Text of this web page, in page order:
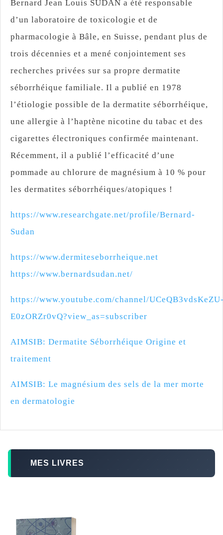
Bernard Jean Louis SUDAN a été responsable
d’un laboratoire de toxicologie et de
pharmacologie à Bâle, en Suisse, pendant plus de
trois décennies et a mené conjointement ses
recherches privées sur sa propre dermatite
séborrhéique familiale. Il a publié en 1978
l’étiologie possible de la dermatite séborrhéique,
une allergie à l’haptène nicotine du tabac et des
cigarettes électroniques confirmée maintenant.
Récemment, il a publié l’efficacité d’une
pommade au chlorure de magnésium à 10 % pour
les dermatites séborrhéiques/atopiques !
https://www.researchgate.net/profile/Bernard-
Sudan
https://www.dermiteseborrheique.net
https://www.bernardsudan.net/
https://www.youtube.com/channel/
E0zORZr0vQ?view_as=subscriber
AIMSIB: Dermatite Séborrhéique Origine et
traitement
AIMSIB: Le magnésium des sels de la mer morte
en dermatologie
MES LIVRES